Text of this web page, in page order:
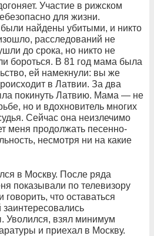
Участие в рижском
для жизни.
были найдены убитыми, и никто
расследований не
до срока, но никто не
бороться. В 81 год мама была
ей намекнули: вы же
в Латвии. За два
покинуть Латвию. Мама — не
но и вдохновитель многих
Сейчас она неизлечимо
меня продолжать песенно-
несмотря ни на какие
в Москву. После ряда
показывали по телевизору
что оставаться
Уволился, взял минимум
и приехал в Москву.